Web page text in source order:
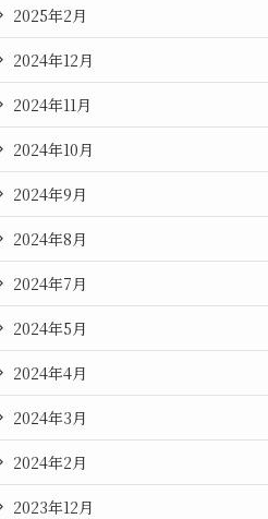
2025年2月
2024年12月
2024年11月
2024年10月
2024年9月
2024年8月
2024年7月
2024年5月
2024年4月
2024年3月
2024年2月
2023年12月